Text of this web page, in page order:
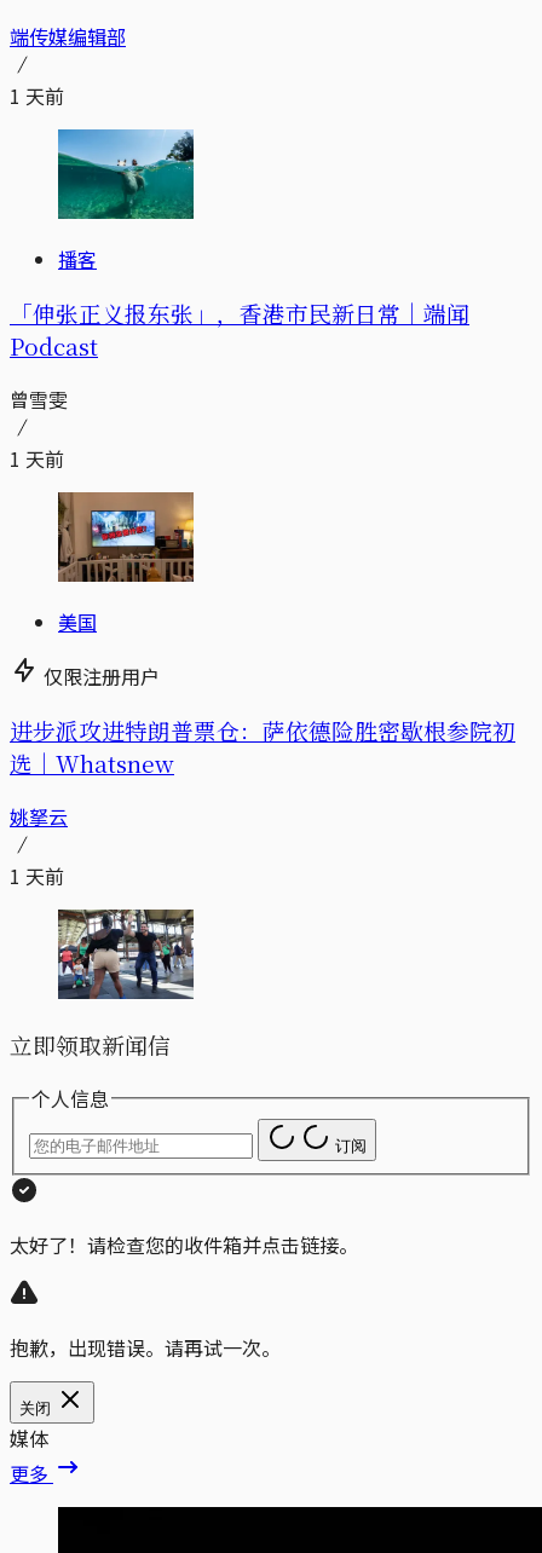
端传媒编辑部
1 天前
播客
「伸张正义报东张」，香港市民新日常｜端闻
Podcast
曾雪雯
1 天前
美国
仅限注册用户
进步派攻进特朗普票仓：萨依德险胜密歇根参院初
选｜Whatsnew
姚拏云
1 天前
立即领取新闻信
个人信息
订阅
太好了！请检查您的收件箱并点击链接。
抱歉，出现错误。请再试一次。
关闭
媒体
更多